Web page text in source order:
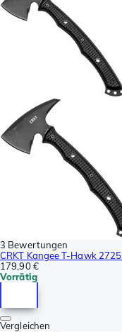
3 Bewertungen
CRKT Kangee T-Hawk
179,90 €
Vorrätig
Vergleichen